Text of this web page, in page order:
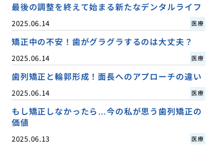
最後の調整を終えて始まる新たなデンタルライフ
2025.06.14 医療
矯正中の不安！歯がグラグラするのは大丈夫？
2025.06.14 医療
歯列矯正と輪郭形成！面長へのアプローチの違い
2025.06.14 医療
もし矯正しなかったら…今の私が思う歯列矯正の
価値
2025.06.13 医療